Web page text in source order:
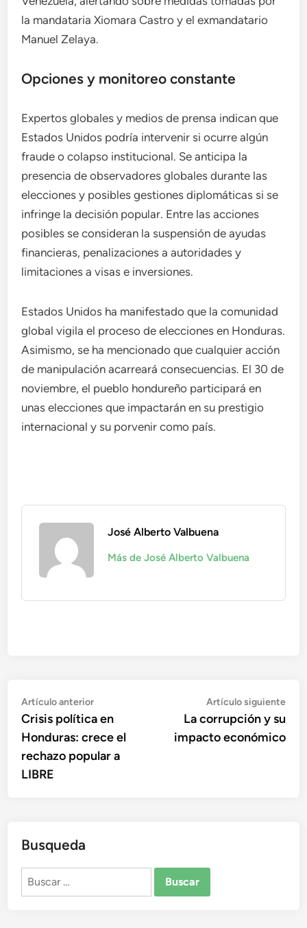
la mandataria Xiomara Castro y el exmandatario
Manuel Zelaya.
Opciones y monitoreo constante
Expertos globales y medios de prensa indican que
Estados Unidos podría intervenir si ocurre algún
fraude o colapso institucional. Se anticipa la
presencia de observadores globales durante las
elecciones y posibles gestiones diplomáticas si se
infringe la decisión popular. Entre las acciones
posibles se consideran la suspensión de ayudas
financieras, penalizaciones a autoridades y
limitaciones a visas e inversiones.
Estados Unidos ha manifestado que la comunidad
global vigila el proceso de elecciones en Honduras.
Asimismo, se ha mencionado que cualquier acción
de manipulación acarreará consecuencias. El 30 de
noviembre, el pueblo hondureño participará en
unas elecciones que impactarán en su prestigio
internacional y su porvenir como país.
José Alberto Valbuena
Más de José Alberto Valbuena
Navegación
de
entradas
Artículo anteriorArtículo
anterior:
Crisis política en
Honduras: crece el
rechazo popular a
LIBRE
Artículo siguiente
La corrupción y su
impacto económico
Busqueda
Buscar: